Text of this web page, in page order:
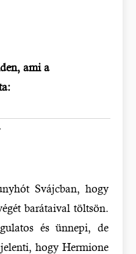
ami a
Svájcban, hogy
barátaival töltsön.
és ünnepi, de
hogy Hermione